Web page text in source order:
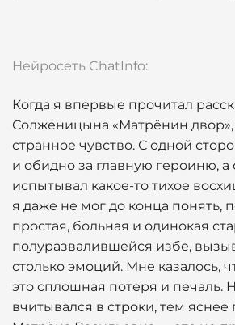
Нейросеть ChatInfo:
Когда я впервые прочитал
Солженицына «Матрёнин
странное чувство. С одной
и обидно за главную героиню, а
испытывал какое-то тихое
я даже не мог до конца понять,
простая, больная и одинокая
полуразвалившейся избе,
столько эмоций. Мне казалось,
это сплошная потеря и печаль.
вчитывался в строки, тем яснее